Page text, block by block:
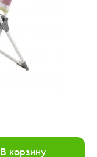
В корзину